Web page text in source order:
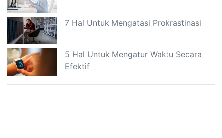
7 Hal Untuk Mengatasi Prokrastinasi
5 Hal Untuk Mengatur Waktu Secara
Efektif